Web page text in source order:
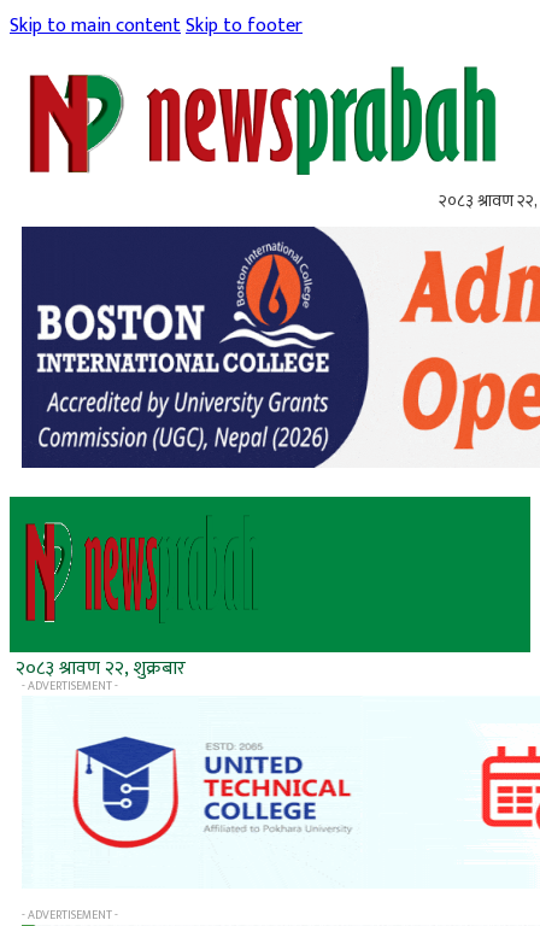
Skip to main contentSkip to footer
२०८३ श्रावण २२,
२०८३ श्रावण २२, शुक्रबार
- ADVERTISEMENT -
- ADVERTISEMENT -